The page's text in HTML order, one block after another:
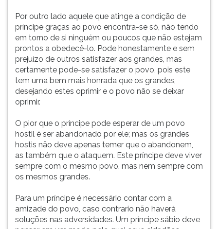
Por outro lado aquele que atinge a condição de
príncipe graças ao povo encontra-se só, não tendo
em torno de si ninguém ou poucos que não estejam
prontos a obedecê-lo. Pode honestamente e sem
prejuízo de outros satisfazer aos grandes, mas
certamente pode-se satisfazer o povo, pois este
tem uma bem mais honrada que os grandes,
desejando estes oprimir e o povo não se deixar
oprimir.
O pior que o príncipe pode esperar de um povo
hostil é ser abandonado por ele; mas os grandes
hostis não deve apenas temer que o abandonem,
as também que o ataquem. Este príncipe deve viver
sempre com o mesmo povo, mas nem sempre com
os mesmos grandes.
Para um príncipe é necessário contar com a
amizade do povo, caso contrario não haverá
soluções nas adversidades. Um príncipe sábio deve